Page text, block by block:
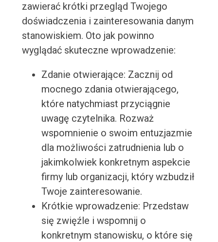
zawierać krótki przegląd Twojego
doświadczenia i zainteresowania danym
stanowiskiem. Oto jak powinno
wyglądać skuteczne wprowadzenie:
Zdanie otwierające: Zacznij od
mocnego zdania otwierającego,
które natychmiast przyciągnie
uwagę czytelnika. Rozważ
wspomnienie o swoim entuzjazmie
dla możliwości zatrudnienia lub o
jakimkolwiek konkretnym aspekcie
firmy lub organizacji, który wzbudził
Twoje zainteresowanie.
Krótkie wprowadzenie: Przedstaw
się zwięźle i wspomnij o
konkretnym stanowisku, o które się